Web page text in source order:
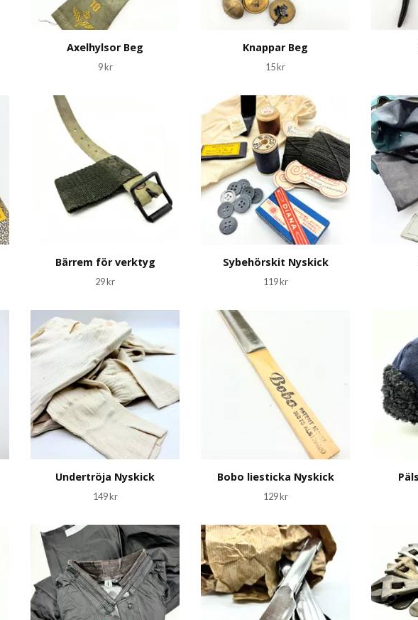
Axelhylsor Beg
9 kr
Knappar Beg
15 kr
Bärrem för verktyg
29 kr
Sybehörskit Nyskick
119 kr
Undertröja Nyskick
149 kr
Bobo liesticka Nyskick
129 kr